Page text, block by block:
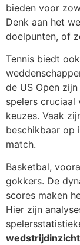
bieden voor
Denk aan het
doelpunten, of
Tennis biedt
de US Open
spelers
keuzes. Vaak
beschikbaar op
match.
Basketbal,
gokkers. De
scores maken
Hier zijn
wedstrijdinzicht